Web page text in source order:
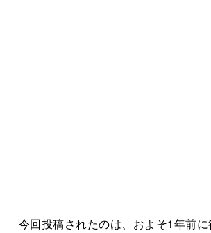
今回投稿されたのは、およそ1年前